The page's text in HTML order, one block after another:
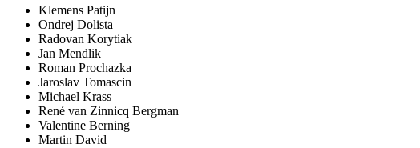
Klemens Patijn
Ondrej Dolista
Radovan Korytiak
Jan Mendlik
Roman Prochazka
Jaroslav Tomascin
Michael Krass
René van Zinnicq Bergman
Valentine Berning
Martin David